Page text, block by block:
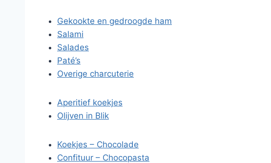
Gekookte en gedroogde ham
Salami
Salades
Paté’s
Overige charcuterie
Aperitief koekjes
Olijven in Blik
Koekjes – Chocolade
Confituur – Chocopasta